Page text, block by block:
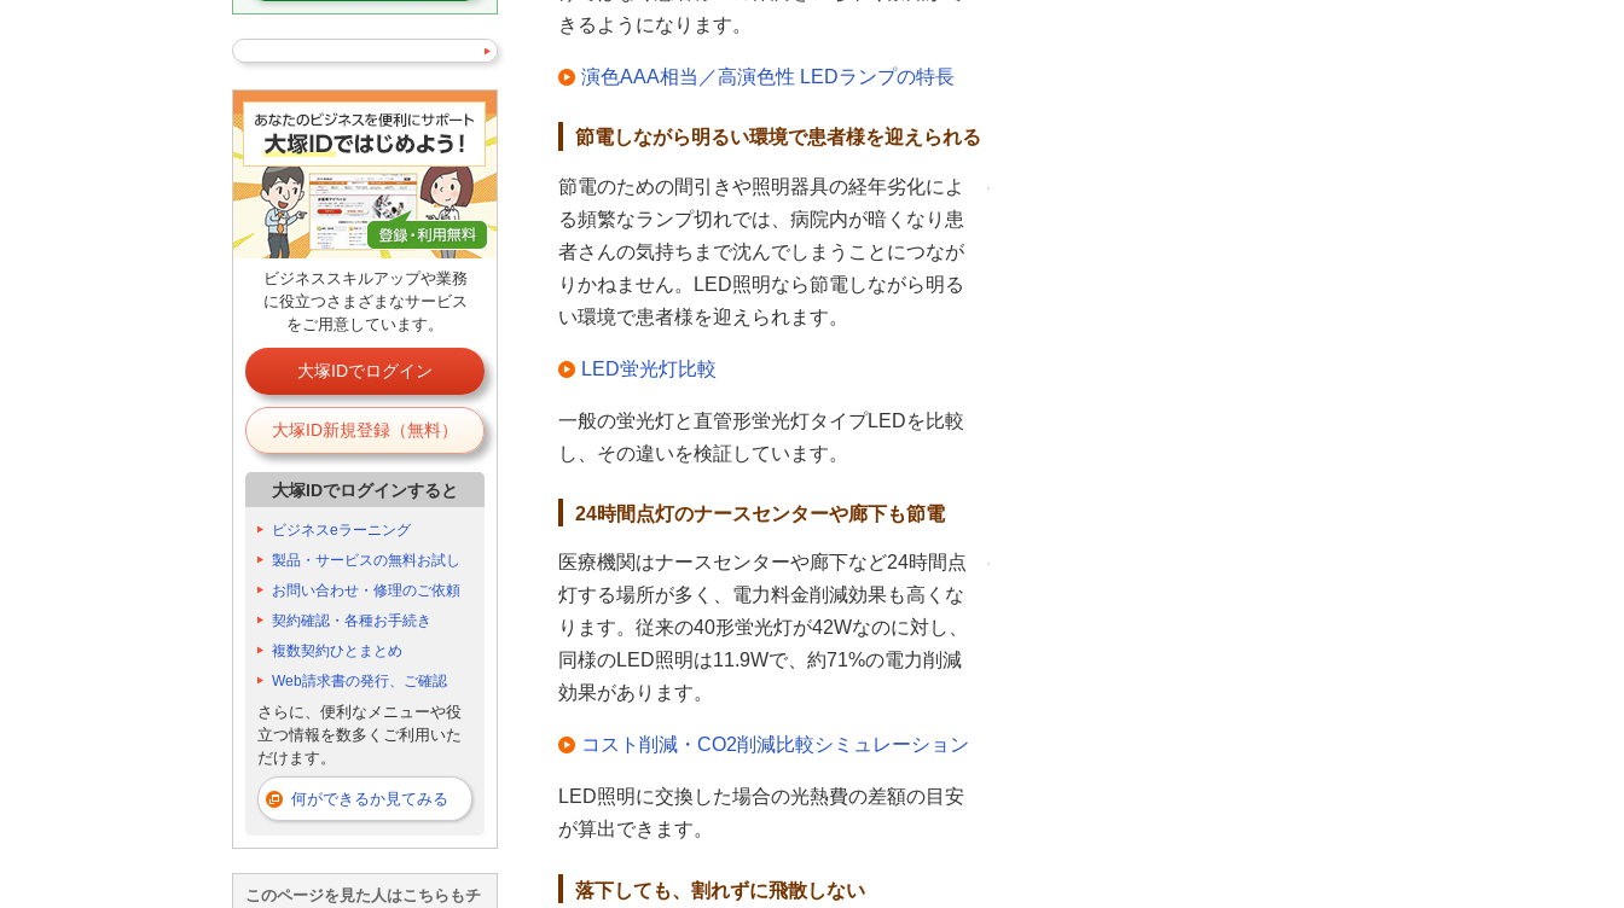
きるようになります。
演色AAA相当／高演色性 LEDランプの特長
節電しながら明るい環境で患者様を迎えられる
節電のための間引きや照明器具の経年劣化によ
る頻繁なランプ切れでは、病院内が暗くなり患
者さんの気持ちまで沈んでしまうことにつなが
りかねません。LED照明なら節電しながら明る
い環境で患者様を迎えられます。
LED蛍光灯比較
一般の蛍光灯と直管形蛍光灯タイプLEDを比較
し、その違いを検証しています。
24時間点灯のナースセンターや廊下も節電
医療機関はナースセンターや廊下など24時間点
灯する場所が多く、電力料金削減効果も高くな
ります。従来の40形蛍光灯が42Wなのに対し、
同様のLED照明は11.9Wで、約71%の電力削減
効果があります。
コスト削減・CO2削減比較シミュレーション
LED照明に交換した場合の光熱費の差額の目安
が算出できます。
落下しても、割れずに飛散しない
ビジネススキルアップや業務
に役立つさまざまなサービス
をご用意しています。
大塚IDでログイン
大塚ID新規登録（無料）
大塚IDでログインすると
ビジネスeラーニング
製品・サービスの無料お試し
お問い合わせ・修理のご依頼
契約確認・各種お手続き
複数契約ひとまとめ
Web請求書の発行、ご確認
さらに、便利なメニューや役
立つ情報を数多くご利用いた
だけます。
何ができるか見てみる
このページを見た人はこちらもチ